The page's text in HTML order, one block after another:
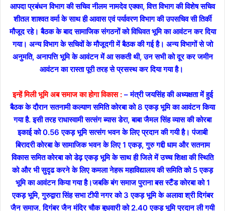
आपदा प्रबंधन विभाग की सचिव नीलम नामदेव एक्का, वित्त विभाग की विशेष सचिव
शीतल शाश्वत वर्मा के साथ ही आवास एवं पर्यावरण विभाग की उपसचिव सी तिर्की
मौजूद रहे। बैठक के बाद सामाजिक संगठनों को विधिवत भूमि का आवंटन कर दिया
गया। अन्य विभाग के सचिवों के मौजूदगी में बैठक की गई है। अन्य विभागों से जो
अनुमति, अनापत्ति भूमि के आवंटन में आ सकती थी, उन सभी को दूर कर जमीन
आवंटन का रास्ता पूरी तरह से प्रसस्थ कर दिया गया है।
इन्हें मिली भूमि अब समाज का होगा विकास :–मंत्री जयसिंह की अध्यक्षता में हुई
बैठक के दौरान सतनामी कल्याण समिति कोरबा को 8 एकड़ भूमि का आवंटन किया
गया है. इसी तरह राधास्वामी सत्संग ब्यास डेरा, बाबा जैमल सिंह व्यास की कोरबा
इकाई को 0.56 एकड़ भूमि सत्संग भवन के लिए प्रदान की गयी है। पंजाबी
बिरादरी कोरबा के सामाजिक भवन के लिए 1 एकड़, गुरु गद्दी धाम और सतनाम
विकास समित कोरबा को डेढ़ एकड़ भूमि के साथ ही जिले में उच्च शिक्षा की स्थिति
को और भी सुदृढ करने के लिए कमला नेहरू महाविद्यालय की समिति को 5 एकड़
भूमि का आवंटन किया गया है।जबकि बंग समाज पुराना बस स्टैंड कोरबा को 1
एकड़ भूमि, गुरुद्वारा सिंह सभा टीपी नगर को 3 एकड़ भूमि के अलावा श्री दिगंबर
जैन समाज, दिगंबर जैन मंदिर चौक बुधवारी को 2.40 एकड़ भूमि प्रदान ली गयी